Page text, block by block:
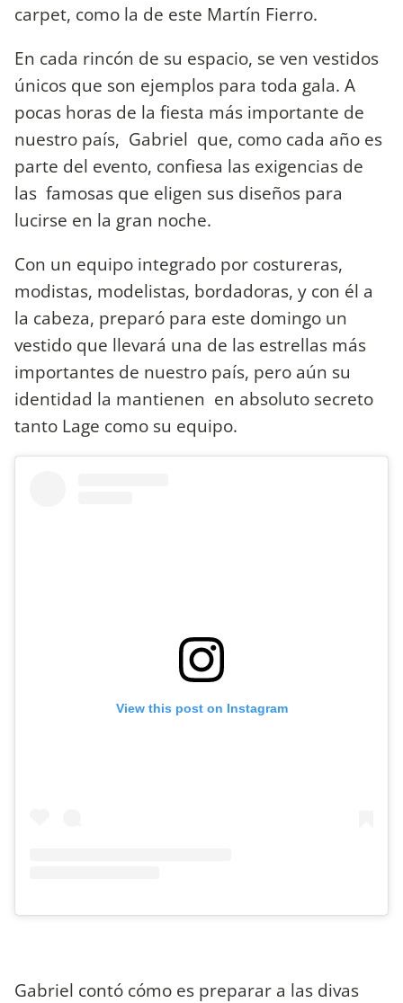
carpet, como la de este Martín Fierro.
En cada rincón de su espacio, se ven vestidos
únicos que son ejemplos para toda gala. A
pocas horas de la fiesta más importante de
nuestro país, Gabriel que, como cada año es
parte del evento, confiesa las exigencias de
las famosas que eligen sus diseños para
lucirse en la gran noche.
Con un equipo integrado por costureras,
modistas, modelistas, bordadoras, y con él a
la cabeza, preparó para este domingo un
vestido que llevará una de las estrellas más
importantes de nuestro país, pero aún su
identidad la mantienen en absoluto secreto
tanto Lage como su equipo.
View this post on Instagram
Gabriel contó cómo es preparar a las divas